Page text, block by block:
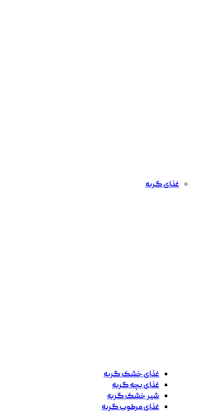
غذای گربه
غذای خشک گربه
غذای بچه گربه
شیر خشک گربه
غذای مرطوب گربه